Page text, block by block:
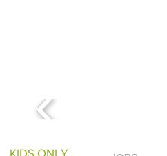
KIDS ONLY